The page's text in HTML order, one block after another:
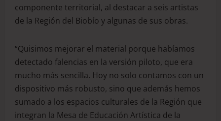
componente territorial, al destacar a seis artistas
de la Región del Biobío y algunas de sus obras.
“Quisimos mejorar el material porque habíamos
detectado falencias en la versión piloto, que era
mucho más sencilla. Hoy no solo contamos con un
dispositivo más robusto, sino que además hemos
sumado a los espacios culturales de la Región que
integran la Mesa de Educación Artística de la